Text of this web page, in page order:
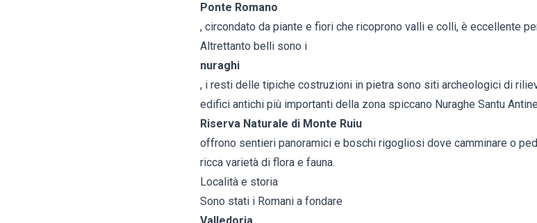
Ponte Romano
, circondato da piante e fiori che ricoprono valli e colli, è eccellente
Altrettanto belli sono i
nuraghi
, i resti delle tipiche costruzioni in pietra sono siti archeologici di
edifici antichi più importanti della zona spiccano Nuraghe Santu
Riserva Naturale di Monte Ruiu
offrono sentieri panoramici e boschi rigogliosi dove camminare o
ricca varietà di flora e fauna.
Località e storia
Sono stati i Romani a fondare